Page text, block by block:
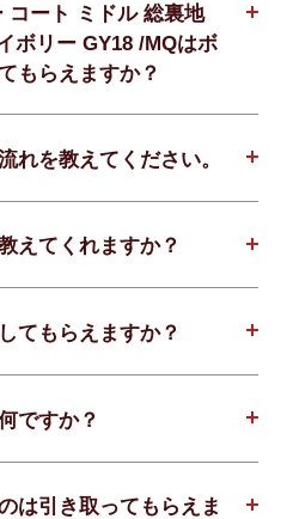
コート ミドル 総裏地
ボリー GY18 /MQはボ
もらえますか？
れを教えてください。
えてくれますか？
てもらえますか？
ですか？
は引き取ってもらえま